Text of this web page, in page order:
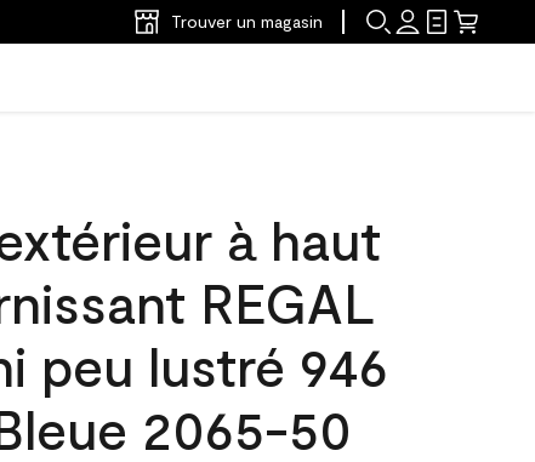
Trouver un magasin
à haut
REGAL
peu lustré 946
2065-50